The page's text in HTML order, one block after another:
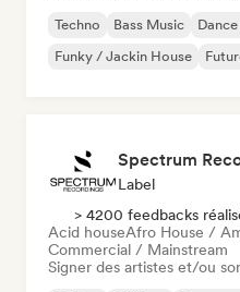
Techno Bass Music
Funky / Jackin House
Spectrum
Label
> 4200 feedbacks
Acid houseAfro House /
Commercial / Mainstream
Signer des artistes et/ou